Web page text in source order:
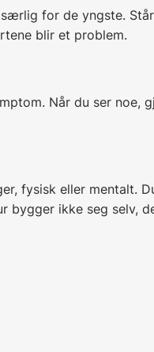
for de yngste.
blir et problem.
Når du ser noe,
fysisk eller mentalt.
bygger ikke seg selv,